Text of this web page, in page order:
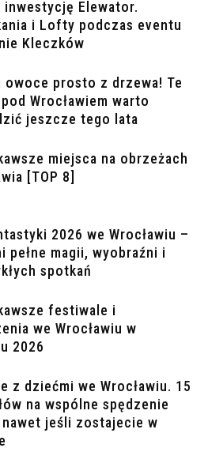
inwestycję Elewator.
i Lofty podczas eventu
Kleczków
owoce prosto z drzewa! Te
Wrocławiem warto
jeszcze tego lata
miejsca na obrzeżach
[TOP 8]
2026 we Wrocławiu –
pełne magii, wyobraźni i
spotkań
festiwale i
we Wrocławiu w
2026
z dziećmi we Wrocławiu. 15
na wspólne spędzenie
nawet jeśli zostajecie w